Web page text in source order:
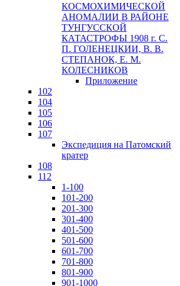
КОСМОХИМИЧЕСКОЙ
АНОМАЛИИ В РАЙОНЕ
ТУНГУССКОЙ
КАТАСТРОФЫ 1908 г. С.
П. ГОЛЕНЕЦКИИ, В. В.
СТЕПАНОК, Е. М.
КОЛЕСНИКОВ
Приложение
102
104
105
106
107
Экспедиция на Патомский
кратер
108
112
1-100
101-200
201-300
301-400
401-500
501-600
601-700
701-800
801-900
901-1000